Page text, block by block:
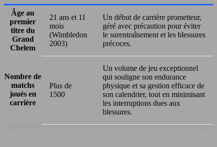
Âge au
premier
titre du
Grand
Chelem
21 ans et 11
mois
(Wimbledon
2003)
Un début de carrière prometteur,
géré avec précaution pour éviter
le surentraînement et les blessures
précoces.
Nombre de
matchs
joués en
carrière
Plus de
1500
Un volume de jeu exceptionnel
qui souligne son endurance
physique et sa gestion efficace de
son calendrier, tout en minimisant
les interruptions dues aux
blessures.